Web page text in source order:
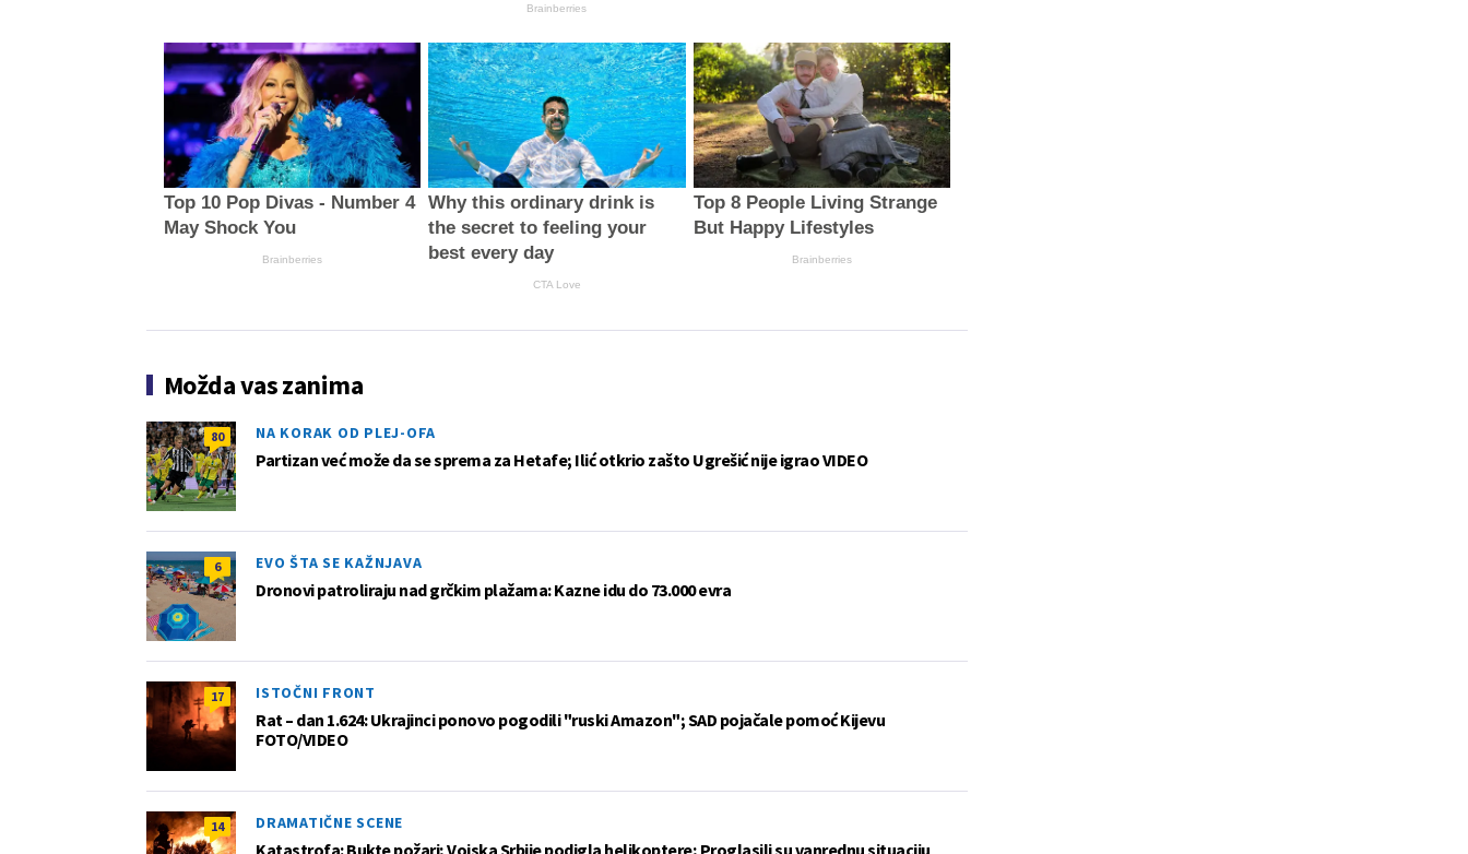
Brainberries
Top 10 Pop Divas - Number 4
May Shock You
Brainberries
Why this ordinary drink is
the secret to feeling your
best every day
CTA Love
Top 8 People Living Strange
But Happy Lifestyles
Brainberries
Možda vas zanima
80 NA KORAK OD PLEJ-OFA
Partizan već može da se sprema za Hetafe; Ilić otkrio zašto Ugrešić nije igrao VIDEO
6 EVO ŠTA SE KAŽNJAVA
Dronovi patroliraju nad grčkim plažama: Kazne idu do 73.000 evra
17 ISTOČNI FRONT
Rat – dan 1.624: Ukrajinci ponovo pogodili "ruski Amazon"; SAD pojačale pomoć Kijevu
FOTO/VIDEO
14 DRAMATIČNE SCENE
Katastrofa: Bukte požari; Vojska Srbije podigla helikoptere; Proglasili su vanrednu situaciju